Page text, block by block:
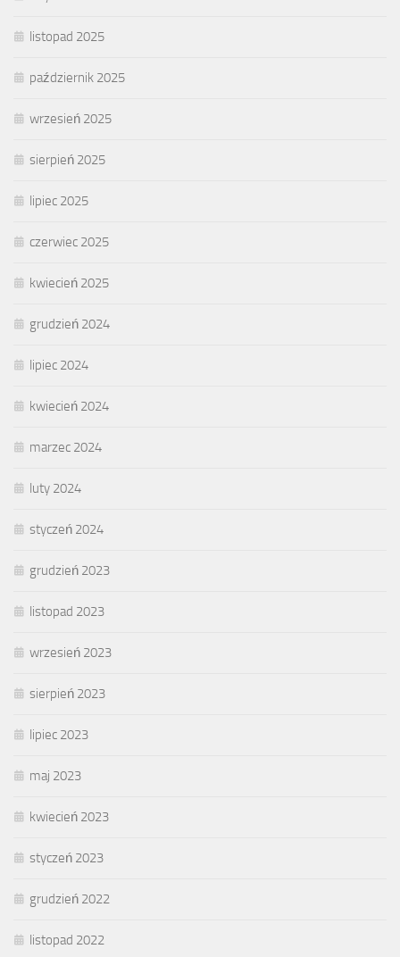
listopad 2025
październik 2025
wrzesień 2025
sierpień 2025
lipiec 2025
czerwiec 2025
kwiecień 2025
grudzień 2024
lipiec 2024
kwiecień 2024
marzec 2024
luty 2024
styczeń 2024
grudzień 2023
listopad 2023
wrzesień 2023
sierpień 2023
lipiec 2023
maj 2023
kwiecień 2023
styczeń 2023
grudzień 2022
listopad 2022